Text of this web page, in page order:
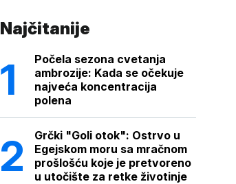
Najčitanije
Počela sezona cvetanja
ambrozije: Kada se očekuje
najveća koncentracija
polena
Grčki "Goli otok": Ostrvo u
Egejskom moru sa mračnom
prošlošću koje je pretvoreno
u utočište za retke životinje